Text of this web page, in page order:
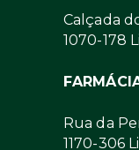
Calçada
1070-178
Rua da
1170-306